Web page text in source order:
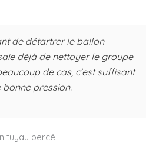
de détartrer le ballon
déjà de nettoyer le groupe
de cas, c’est suffisant
pression.
tuyau percé